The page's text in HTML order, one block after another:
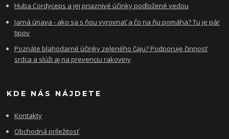
Huba Cordyceps a jej priaznivé účinky podložené vedou
Jarná únava - ako sa s ňou vyrovnať a čo na ňu pomáha? Tu je pár
tipov
Poznáte blahodarné účinky zeleného čaju? Podporuje činnosť
srdca a slúži aj na prevenciu rakoviny
KDE NÁS NÁJDETE
Kontakty
Obchodná príležitosť